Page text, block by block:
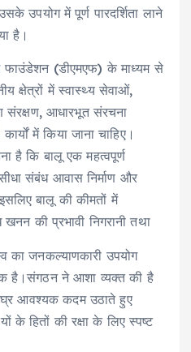
उपयोग में पूर्ण पारदर्शिता लाने
है।
(डीएमएफ) के माध्यम से
क्षेत्रों में स्वास्थ्य सेवाओं,
संरक्षण, आधारभूत संरचना
में किया जाना चाहिए।
है कि बालू एक महत्वपूर्ण
संबंध आवास निर्माण और
बालू की कीमतों में
खनन की प्रभावी निगरानी तथा
का जनकल्याणकारी उपयोग
है।संगठन ने आशा व्यक्त की है
आवश्यक कदम उठाते हुए
के हितों की रक्षा के लिए स्पष्ट